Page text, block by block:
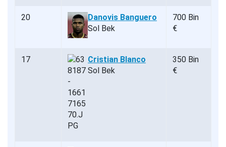
20
Danovis Banguero
Sol Bek
700 Bin
€
17
Cristian Blanco
Sol Bek
350 Bin
€